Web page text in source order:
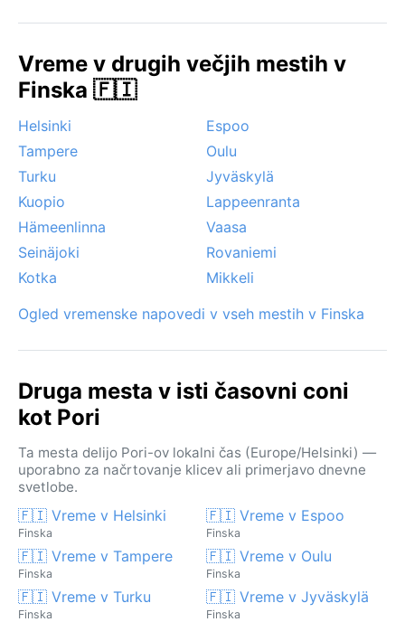
morja, ki prinašajo občasne plohe. Zima je čarobna, a
zamrzne in nastanejo ledene plošče. Spomladansko
taljenje snega v aprilu in maju pogosto povzroči
polarnega dne, ko sonce skoraj ne zaide, kar daje
poletnim nočem nenavadno svetlobo.
Vreme v drugih večjih mestih v
Finska 🇫🇮
Helsinki
Espoo
Tampere
Oulu
Turku
Jyväskylä
Kuopio
Lappeenranta
Hämeenlinna
Vaasa
Seinäjoki
Rovaniemi
Kotka
Mikkeli
Ogled vremenske napovedi v vseh mestih v Finska
Druga mesta v isti časovni coni
kot Pori
Ta mesta delijo Pori-ov lokalni čas (Europe/Helsinki) —
uporabno za načrtovanje klicev ali primerjavo dnevne
svetlobe.
🇫🇮 Vreme v Helsinki
Finska
🇫🇮 Vreme v Espoo
Finska
🇫🇮 Vreme v Tampere
Finska
🇫🇮 Vreme v Oulu
Finska
🇫🇮 Vreme v Turku
Finska
🇫🇮 Vreme v Jyväskylä
Finska